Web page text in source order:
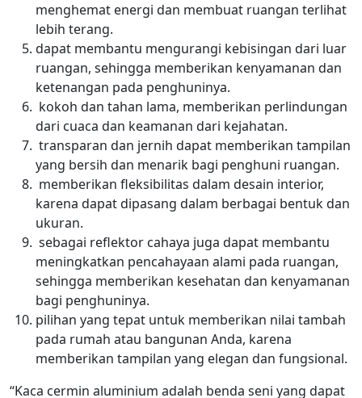
menghemat energi dan membuat ruangan terlihat
lebih terang.
dapat membantu mengurangi kebisingan dari luar
ruangan, sehingga memberikan kenyamanan dan
ketenangan pada penghuninya.
kokoh dan tahan lama, memberikan perlindungan
dari cuaca dan keamanan dari kejahatan.
transparan dan jernih dapat memberikan tampilan
yang bersih dan menarik bagi penghuni ruangan.
memberikan fleksibilitas dalam desain interior,
karena dapat dipasang dalam berbagai bentuk dan
ukuran.
sebagai reflektor cahaya juga dapat membantu
meningkatkan pencahayaan alami pada ruangan,
sehingga memberikan kesehatan dan kenyamanan
bagi penghuninya.
pilihan yang tepat untuk memberikan nilai tambah
pada rumah atau bangunan Anda, karena
memberikan tampilan yang elegan dan fungsional.
“Kaca cermin aluminium adalah benda seni yang dapat